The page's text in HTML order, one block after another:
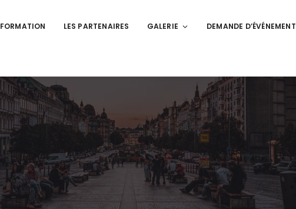
FORMATION LES PARTENAIRES GALERIE DEMANDE D’ÉVÉNEMENT